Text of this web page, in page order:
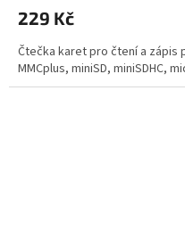
229 Kč
Čtečka karet pro čtení a zápis
MMCplus, miniSD, miniSDHC,